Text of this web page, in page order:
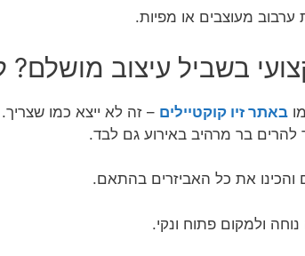
מעוצבים או מפיות.
בשביל עיצוב מושלם?
באתר זיו קוקטיילים – זה לא ייצא כמו
להרים בר מרהיב באירוע גם לבד.
והכינו את כל האביזרים בהתאם.
ולמקום פתוח ונקי.